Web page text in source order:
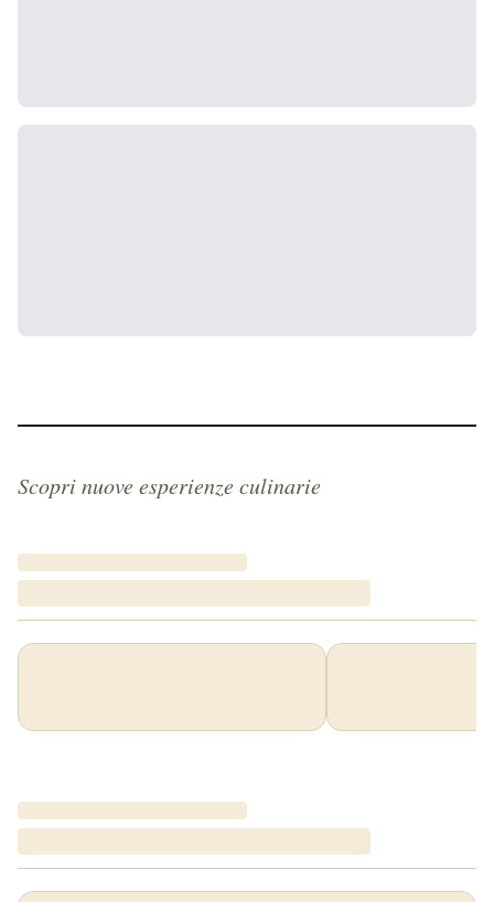
Scopri nuove esperienze culinarie